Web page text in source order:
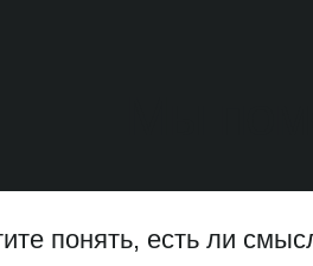
понять, есть ли